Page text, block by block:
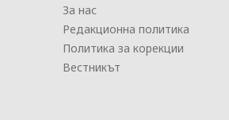
За нас
Редакционна политика
Политика за корекции
Вестникът